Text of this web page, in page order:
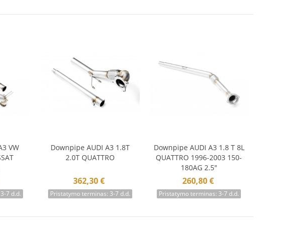
VW
7 d.d.
Į krepšelį
Downpipe AUDI A3 1.8T
2.0T QUATTRO
362,30 €
Pristatymo terminas: 3-7 d.d.
Į krepšelį
Downpipe AUDI A3 1.8 T 8L
QUATTRO 1996-2003 150-
180AG 2.5"
260,80 €
Pristatymo terminas: 3-7 d.d.